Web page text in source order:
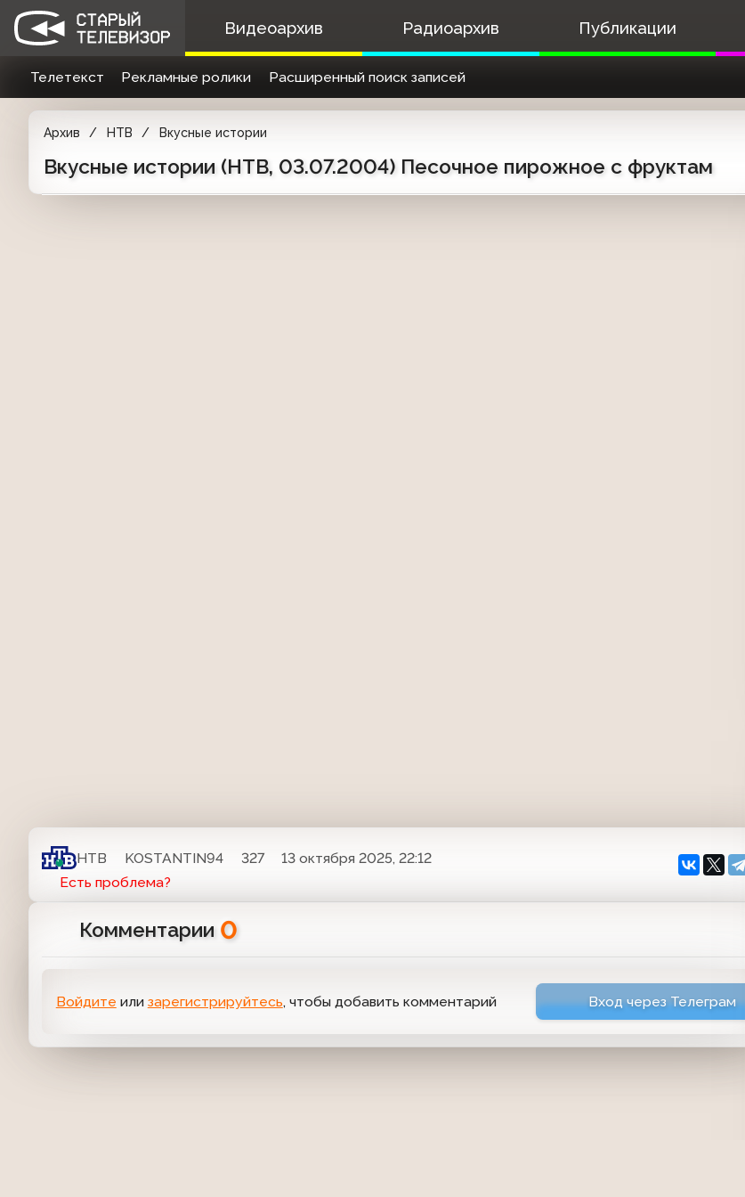
Видеоархив Радиоархив Публикации
Телетекст Рекламные ролики Расширенный поиск записей
Архив НТВ Вкусные истории
Вкусные истории (НТВ, 03.07.2004) Песочное пирожное с фруктам
НТВ KOSTANTIN94 327
13 октября 2025, 22:12
Есть проблема?
Комментарии 0
Войдите или зарегистрируйтесь, чтобы добавить комментарий Вход через Телеграм